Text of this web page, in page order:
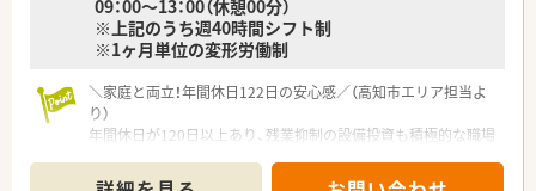
09：00～13：00（休憩00分）
※上記のうち週40時間シフト制
※1ヶ月単位の変形労働制
＼家庭と両立！年間休日122日の安心感／（高知市エリア担当よ
り）
年間休日が120日以上あり、残業抑制の設備投資も積極的な職場
合える温かい雰囲気が魅力ですよ。